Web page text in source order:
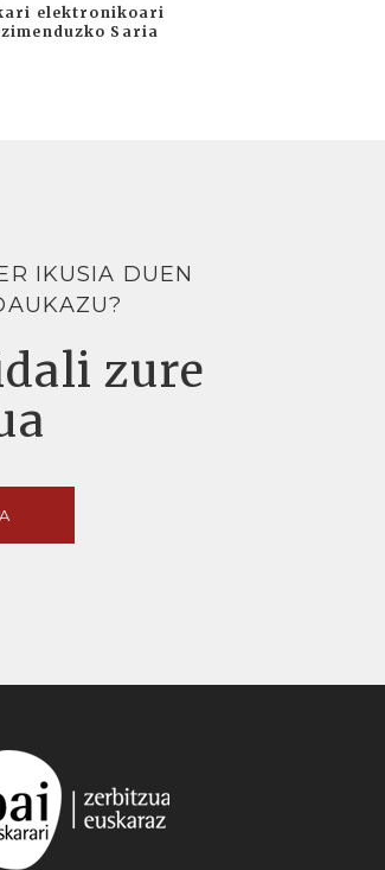
elektronikoari
Saria
IKUSIA DUEN
zure